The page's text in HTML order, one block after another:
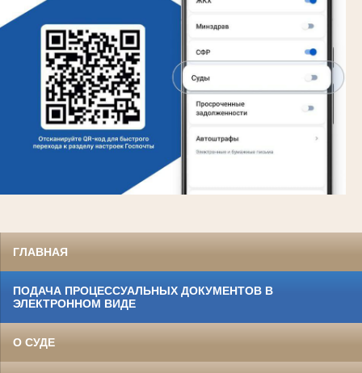
ГЛАВНАЯ
ПОДАЧА ПРОЦЕССУАЛЬНЫХ ДОКУМЕНТОВ В
ЭЛЕКТРОННОМ ВИДЕ
О СУДЕ